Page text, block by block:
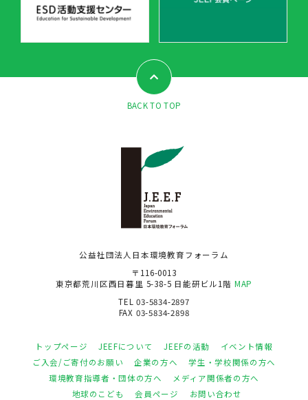
BACK TO TOP
公益社団法人日本環境教育フォーラム
〒116-0013
東京都荒川区西日暮里 5-38-5 日能研ビル1階 MAP
TEL 03-5834-2897
FAX 03-5834-2898
トップページ JEEFについて JEEFの活動
イベント情報
ご入会/ご寄付のお願い
企業の方へ
学生・学校関係の方へ
環境教育指導者・団体の方へ
メディア関係者の方へ
地球のこども
会員ページ お問い合わせ